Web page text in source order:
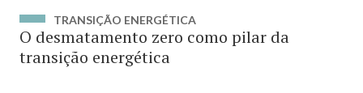
TRANSIÇÃO ENERGÉTICA
O desmatamento zero como pilar da
transição energética